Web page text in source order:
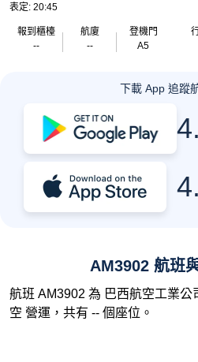
表定: 20:45
報到櫃檯
--
航廈
--
登機門
A5
下載 App 追蹤
AM3902 航班
航班 AM3902 為 巴西航空工業公
空 營運，共有 -- 個座位。